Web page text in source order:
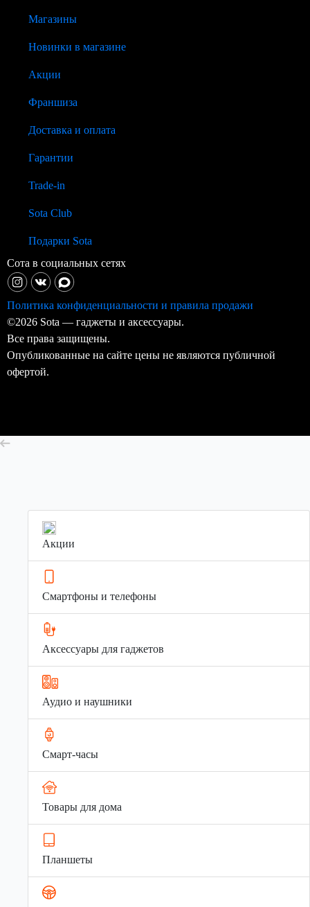
Магазины
Новинки в магазине
Акции
Франшиза
Доставка и оплата
Гарантии
Trade-in
Sota Club
Подарки Sota
Сота в социальных сетях
Политика конфиденциальности и правила продажи
©2026 Sota — гаджеты и аксессуары.
Все права защищены.
Опубликованные на сайте цены не являются публичной
офертой.
Акции
Смартфоны и телефоны
Аксессуары для гаджетов
Аудио и наушники
Смарт-часы
Товары для дома
Планшеты